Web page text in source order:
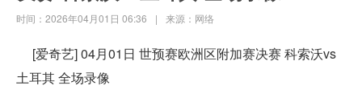
时间：2026年04月01日 06:36 | 来源：网络
[爱奇艺] 04月01日 世预赛欧洲区附加赛决赛 科索沃vs
土耳其 全场录像